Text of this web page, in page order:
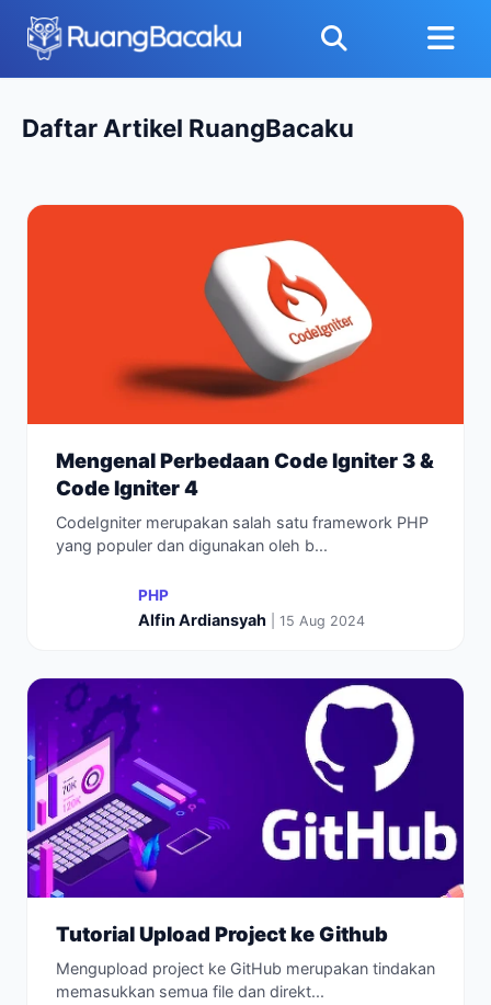
Daftar Artikel RuangBacaku
Mengenal Perbedaan Code Igniter 3 &
Code Igniter 4
CodeIgniter merupakan salah satu framework PHP
yang populer dan digunakan oleh b...
PHP
Alfin Ardiansyah | 15 Aug 2024
Tutorial Upload Project ke Github
Mengupload project ke GitHub merupakan tindakan
memasukkan semua file dan direkt...